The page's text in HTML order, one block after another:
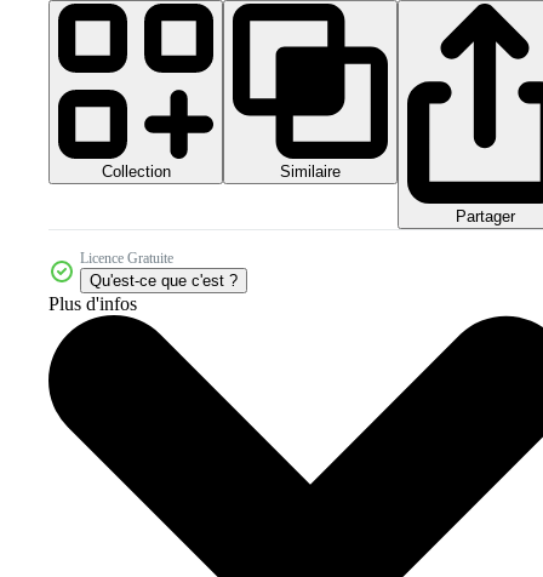
Collection Similaire
Partager
Licence Gratuite
Qu'est-ce que c'est ?
Plus d'infos